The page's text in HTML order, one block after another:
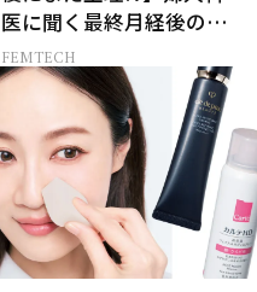
医に聞く最終月経後の出
血の対処法
FEMTECH